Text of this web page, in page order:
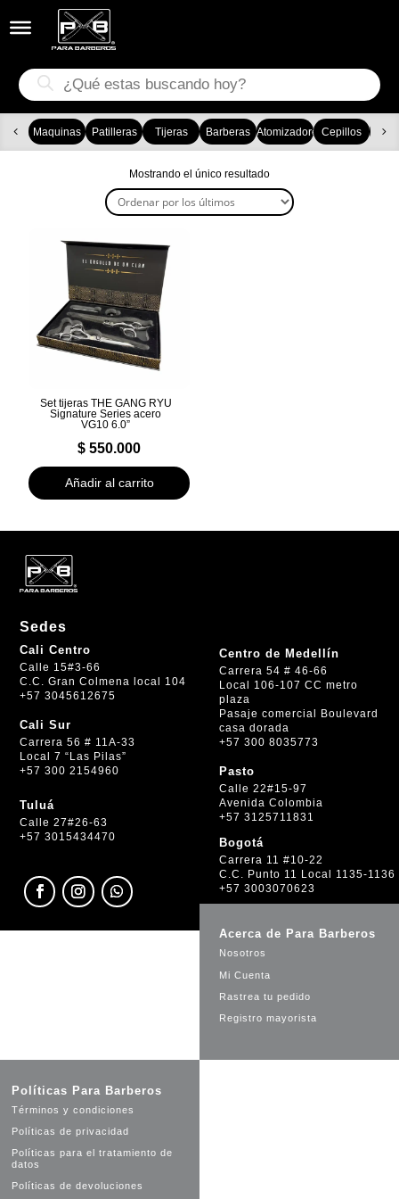
Búsqueda
de
productos
Maquinas Patilleras Tijeras Barberas AtomizadoresCepillos
Mostrando el único resultado
Set tijeras THE GANG RYU
Signature Series acero
VG10 6.0”
$ 550.000
Añadir al carrito
Sedes
Cali Centro
Calle 15#3-66
C.C. Gran Colmena local 104
+57 3045612675
Cali Sur
Carrera 56 # 11A-33
Local 7 “Las Pilas”
+57 300 2154960
Tuluá
Calle 27#26-63
+57 3015434470
Centro de Medellín
Carrera 54 # 46-66
Local 106-107 CC metro
plaza
Pasaje comercial Boulevard
casa dorada
+57 300 8035773
Pasto
Calle 22#15-97
Avenida Colombia
+57 3125711831
Bogotá
Carrera 11 #10-22
C.C. Punto 11 Local 1135-1136
+57 3003070623
Acerca de Para Barberos
Nosotros
Mi Cuenta
Rastrea tu pedido
Registro mayorista
Políticas Para Barberos
Términos y condiciones
Políticas de privacidad
Políticas para el tratamiento de
datos
Políticas de devoluciones